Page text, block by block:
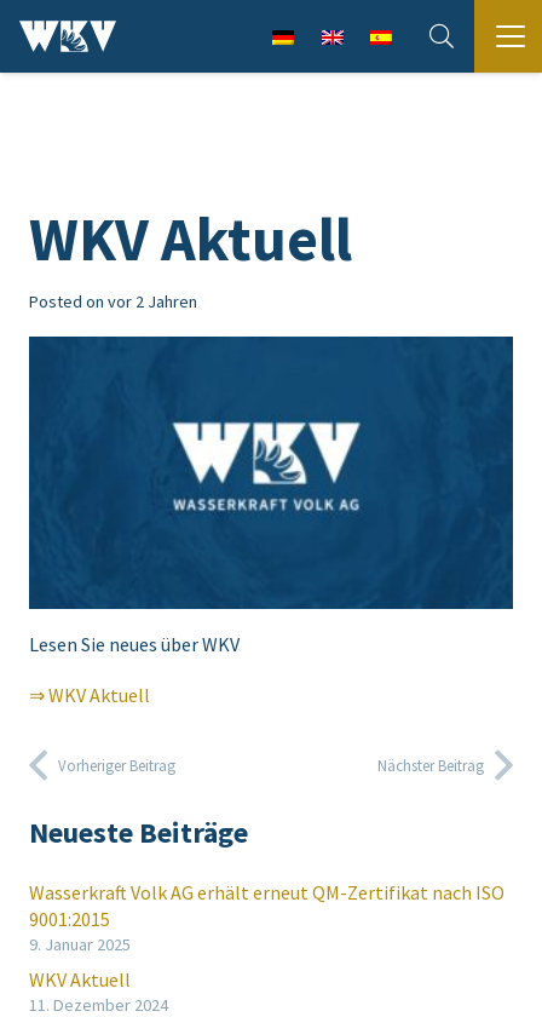
WKV Aktuell
Posted on vor 2 Jahren
Lesen Sie neues über WKV
⇒ WKV Aktuell
Vorheriger Beitrag Nächster Beitrag
Neueste Beiträge
Wasserkraft Volk AG erhält erneut QM-Zertifikat nach ISO
9001:2015
9. Januar 2025
WKV Aktuell
11. Dezember 2024